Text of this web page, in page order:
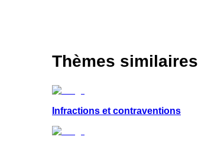
Thèmes similaires
Infractions et contraventions